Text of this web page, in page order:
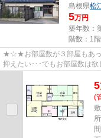
島根県松
5万円
築年数：
階数：1
★☆★お部屋数が３部屋もあっ
抑えたい･･･でもお部屋数は
5
(